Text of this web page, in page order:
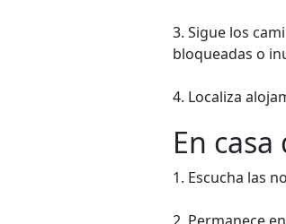
3. Sigue los
bloqueadas o
4. Localiza
En
1. Escucha las